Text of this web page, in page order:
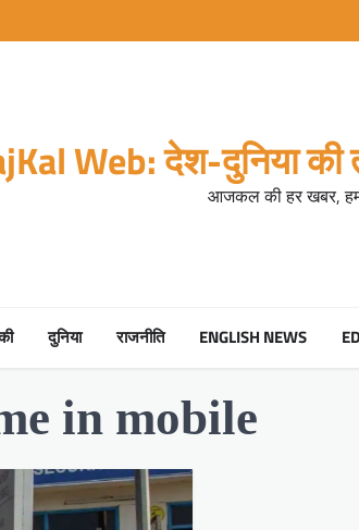
Web: देश-दुनिया
आजकल की हर खबर, हम
दुनिया राजनीति ENGLISH NEWS
in mobile